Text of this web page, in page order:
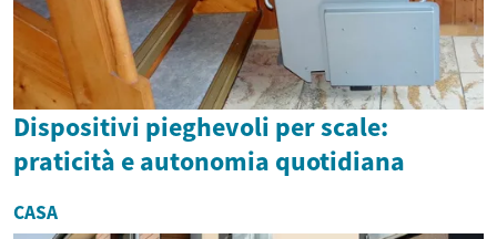
Dispositivi pieghevoli per scale:
praticità e autonomia quotidiana
CASA